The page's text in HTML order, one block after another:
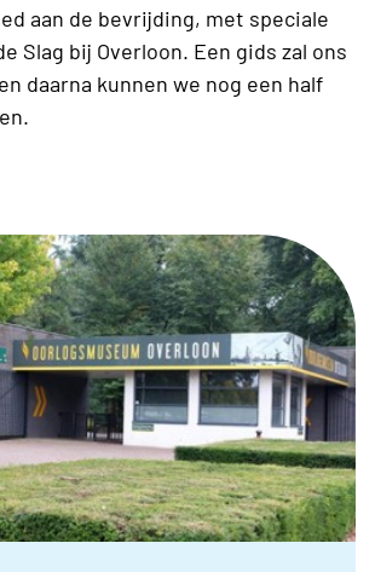
aan de bevrijding, met speciale
Slag bij Overloon. Een gids zal ons
daarna kunnen we nog een half